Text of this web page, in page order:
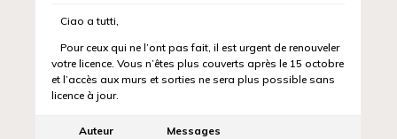
Ciao a tutti,
Pour ceux qui ne l’ont pas fait, il est urgent de renouveler
votre licence. Vous n’êtes plus couverts après le 15 octobre
et l’accès aux murs et sorties ne sera plus possible sans
licence à jour.
Auteur Messages